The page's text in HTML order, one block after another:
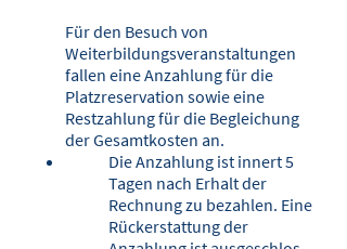
Für den Besuch von
Weiterbildungsveranstaltungen
fallen eine Anzahlung für die
Platzreservation sowie eine
Restzahlung für die Begleichung
der Gesamtkosten an.
Die Anzahlung ist innert 5
Tagen nach Erhalt der
Rechnung zu bezahlen. Eine
Rückerstattung der